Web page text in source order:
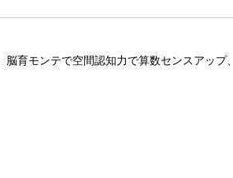
育モンテで空間認知力で算数センスアップ